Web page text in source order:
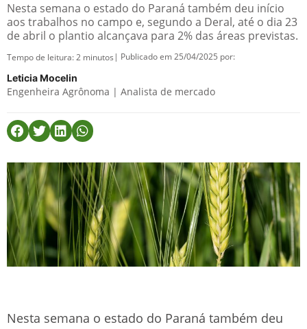
Nesta semana o estado do Paraná também deu início
aos trabalhos no campo e, segundo a Deral, até o dia 23
de abril o plantio alcançava para 2% das áreas previstas.
Tempo de leitura:2 minutos | Publicado em 25/04/2025 por:
Leticia Mocelin
Engenheira Agrônoma | Analista de mercado
Nesta semana o estado do Paraná também deu